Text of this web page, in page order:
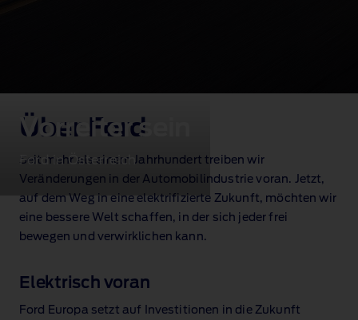
Vorreiter sein
Ford in Österreich
Über Ford
Seit mehr als einem Jahrhundert treiben wir
Veränderungen in der Automobilindustrie voran. Jetzt,
auf dem Weg in eine elektrifizierte Zukunft, möchten wir
eine bessere Welt schaffen, in der sich jeder frei
bewegen und verwirklichen kann.
Elektrisch voran
Ford Europa setzt auf Investitionen in die Zukunft